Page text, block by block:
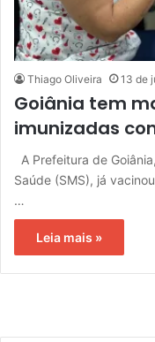
Thiago Oliveira 13 de
Goiânia tem
imunizadas
A Prefeitura de
Saúde (SMS), já
…
Leia mais »